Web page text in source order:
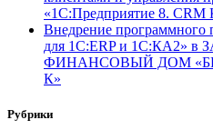
«1С:Предприятие 8.
Внедрение
для 1С:ERP и 1С:КА2»
ФИНАНСОВЫЙ ДОМ
К»
Рубрики